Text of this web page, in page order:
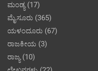
ಮಂಡ್ಯ(17)
ಮೈಸೂರು (365)
ಯಳಂದೂರು (67)
ರಾಜಕೀಯ (3)
ರಾಜ್ಯ(10)